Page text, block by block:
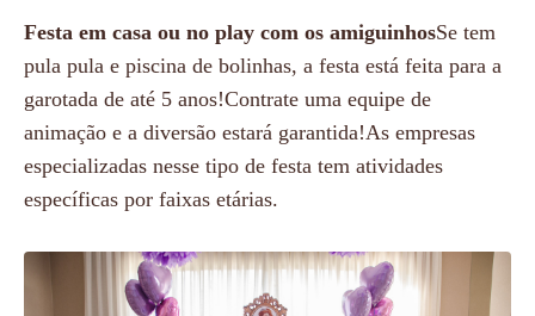
Festa em casa ou no play com os amiguinhosSe tem
pula pula e piscina de bolinhas, a festa está feita para a
garotada de até 5 anos!Contrate uma equipe de
animação e a diversão estará garantida!As empresas
especializadas nesse tipo de festa tem atividades
específicas por faixas etárias.